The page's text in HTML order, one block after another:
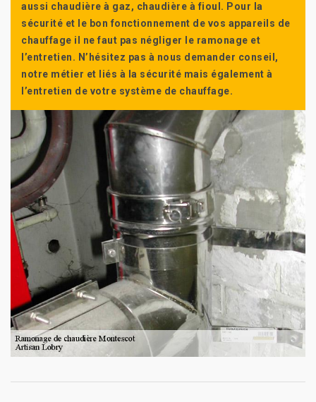
aussi chaudière à gaz, chaudière à fioul. Pour la
sécurité et le bon fonctionnement de vos appareils de
chauffage il ne faut pas négliger le ramonage et
l’entretien. N’hésitez pas à nous demander conseil,
notre métier et liés à la sécurité mais également à
l’entretien de votre système de chauffage.